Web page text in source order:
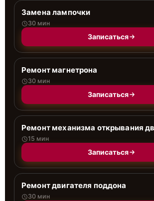
Замена лампочки
30 мин
Записаться
Ремонт магнетрона
30 мин
Записаться
Ремонт механизма открывания
15 мин
Записаться
Ремонт двигателя поддона
30 мин